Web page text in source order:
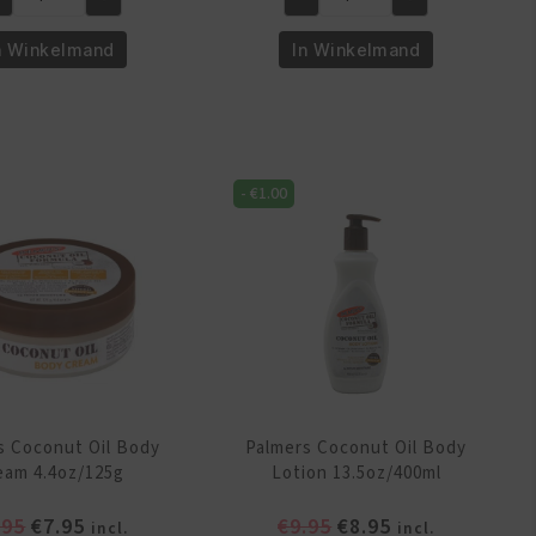
€14.95.€13.95.
30
Winkelmand
€6.95.€4.95.
Palmers
Cocoa
Butter
60g/2.1oz
aantal
In Winkelmand
Coconut Oil Body
4.4oz/125g
Oorspronkelijke
€7.95 Huidige
incl.
- €1.00
Palmers Coconut Oil Body
Lotion 13.5oz/400ml
€9.95 Oorspronkelijke
€8.95 Huidige
incl.